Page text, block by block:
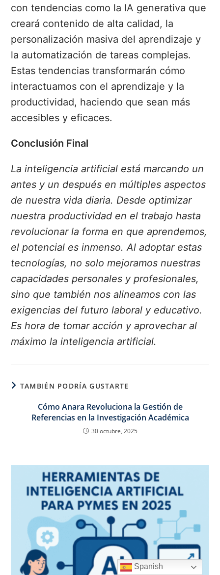
con tendencias como la IA generativa que
creará contenido de alta calidad, la
personalización masiva del aprendizaje y
la automatización de tareas complejas.
Estas tendencias transformarán cómo
interactuamos con el aprendizaje y la
productividad, haciendo que sean más
accesibles y eficaces.
Conclusión Final
La inteligencia artificial está marcando un
antes y un después en múltiples aspectos
de nuestra vida diaria. Desde optimizar
nuestra productividad en el trabajo hasta
revolucionar la forma en que aprendemos,
el potencial es inmenso. Al adoptar estas
tecnologías, no solo mejoramos nuestras
capacidades personales y profesionales,
sino que también nos alineamos con las
exigencias del futuro laboral y educativo.
Es hora de tomar acción y aprovechar al
máximo la inteligencia artificial.
TAMBIÉN PODRÍA GUSTARTE
Cómo Anara Revoluciona la Gestión de
Referencias en la Investigación Académica
30 octubre, 2025
Spanish